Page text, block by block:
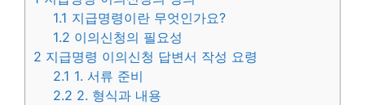
1.1 지급명령이란 무엇인가요?
1.2 이의신청의 필요성
2 지급명령 이의신청 답변서 작성 요령
2.1 1. 서류 준비
2.2 2. 형식과 내용